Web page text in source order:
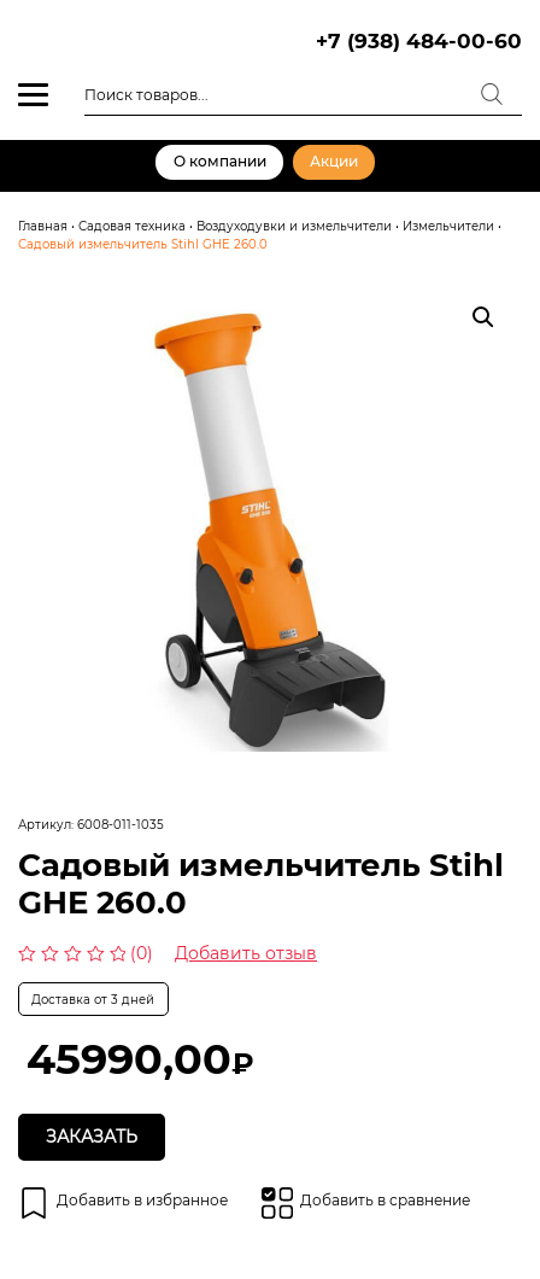
+7 (938) 484-00-60
товаров
О компании Акции
Главная • Садовая техника • Воздуходувки и измельчители • Измельчители •
Садовый измельчитель Stihl GHE 260.0
Артикул: 6008-011-1035
Садовый измельчитель Stihl
GHE 260.0
из
(0) Добавить отзыв
Доставка от 3 дней
45990,00₽
ЗАКАЗАТЬ
Добавить в избранное Добавить в сравнение